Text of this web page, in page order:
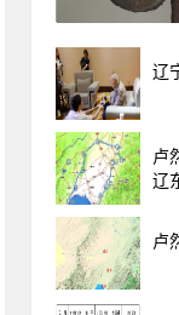
辽
卢
辽
卢